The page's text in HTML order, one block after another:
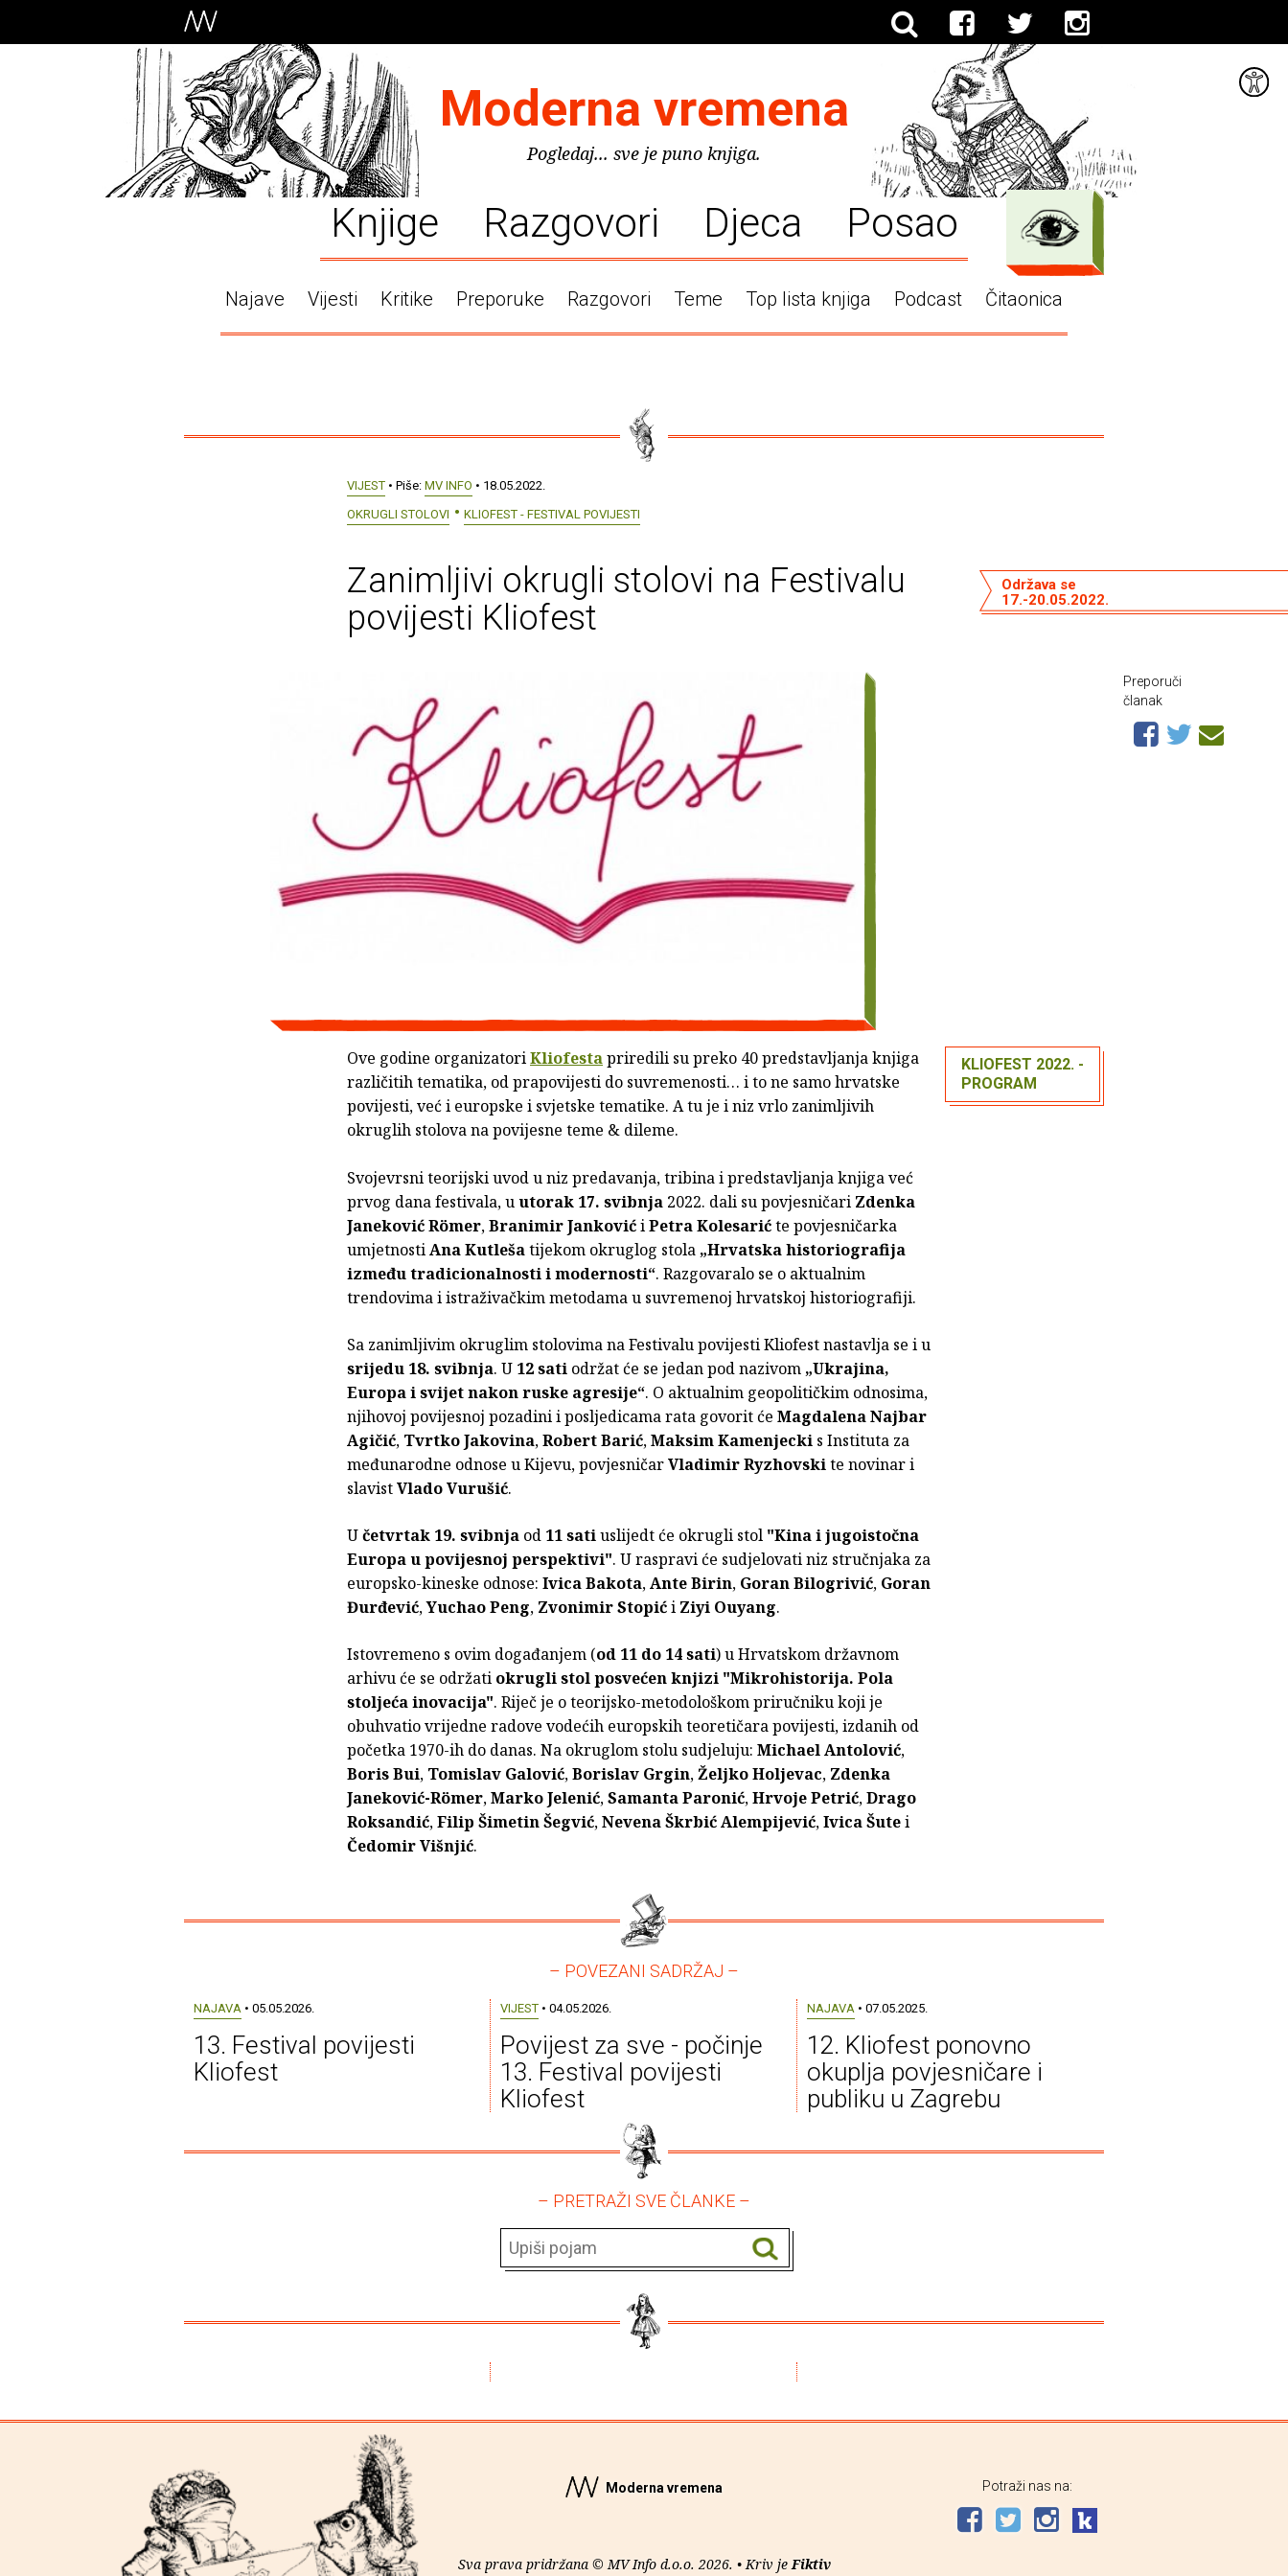
Moderna vremena
Pogledaj... sve je puno knjiga.
Knjige Razgovori Djeca Posao
Najave Vijesti Kritike Preporuke Razgovori Teme Top lista knjiga Podcast Čitaonica
VIJEST • Piše: MV INFO • 18.05.2022.
OKRUGLI STOLOVI
KLIOFEST - FESTIVAL POVIJESTI
Zanimljivi okrugli stolovi na Festivalu
povijesti Kliofest
Održava se
17.-20.05.2022.
KLIOFEST 2022. -
PROGRAM
Ove godine organizatoriKliofestapriredili su preko 40 predstavljanja knjiga
različitih tematika, od prapovijesti do suvremenosti… i to ne samo hrvatske
povijesti, već i europske i svjetske tematike. A tu je i niz vrlo zanimljivih
okruglih stolova na povijesne teme & dileme.
Svojevrsni teorijski uvod u niz predavanja, tribina i predstavljanja knjiga već
prvog dana festivala, uutorak 17. svibnja 2022. dali su povjesničari Zdenka
Janeković Römer,Branimir JankovićiPetra Kolesarićte povjesničarka
umjetnostiAna Kutlešatijekom okruglog stola „Hrvatska historiografija
između tradicionalnosti i modernosti“. Razgovaralo se o aktualnim
trendovima i istraživačkim metodama u suvremenoj hrvatskoj historiografiji.
Sa zanimljivim okruglim stolovima na Festivalu povijesti Kliofest nastavlja se i u
srijedu 18. svibnja. U 12 sati održat će se jedan pod nazivom „Ukrajina,
Europa i svijet nakon ruske agresije“. O aktualnim geopolitičkim odnosima,
njihovoj povijesnoj pozadini i posljedicama rata govorit će Magdalena Najbar
Agičić, Tvrtko Jakovina,Robert Barić,Maksim Kamenjecki s Instituta za
međunarodne odnose u Kijevu, povjesničarVladimir Ryzhovskite novinar i
slavistVlado Vurušić.
Učetvrtak 19. svibnja od 11 satiuslijedt će okrugli stol "Kina i jugoistočna
Europa u povijesnoj perspektivi". U raspravi će sudjelovati niz stručnjaka za
europsko-kineske odnose: Ivica Bakota,Ante Birin, Goran Bilogrivić, Goran
Đurđević,Yuchao Peng, Zvonimir Stopići Ziyi Ouyang.
Istovremeno s ovim događanjem (od 11 do 14 sati) u Hrvatskom državnom
arhivu će se održati okrugli stol posvećen knjizi "Mikrohistorija. Pola
stoljeća inovacija". Riječ je o teorijsko-metodološkom priručniku koji je
obuhvatio vrijedne radove vodećih europskih teoretičara povijesti, izdanih od
početka 1970-ih do danas. Na okruglom stolu sudjeluju: Michael Antolović,
Boris Bui, Tomislav Galović,Borislav Grgin,Željko Holjevac, Zdenka
Janeković-Römer,Marko Jelenić,Samanta Paronić,Hrvoje Petrić,Drago
Roksandić,Filip Šimetin Šegvić,Nevena Škrbić Alempijević,Ivica Šutei
Čedomir Višnjić.
Preporuči
članak
– POVEZANI SADRŽAJ –
NAJAVA• 05.05.2026.
13. Festival povijesti
Kliofest
VIJEST• 04.05.2026.
Povijest za sve - počinje
13. Festival povijesti
Kliofest
NAJAVA• 07.05.2025.
12. Kliofest ponovno
okuplja povjesničare i
publiku u Zagrebu
– PRETRAŽI SVE ČLANKE –
Moderna vremena
Sva prava pridržana © MV Info d.o.o. 2026. • Kriv jeFiktiv
Potraži nas na: